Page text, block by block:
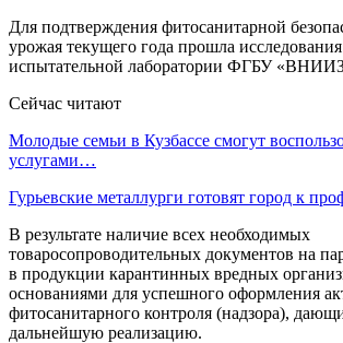
Для подтверждения фитосанитарной
урожая текущего года прошла
испытательной лаборатории ФГБУ
Сейчас читают
Молодые семьи в Кузбассе смогут
услугами…
Гурьевские металлурги готовят город к
В результате наличие всех необходимых
товаросопроводительных документов на
в продукции карантинных вредных
основаниями для успешного оформления
фитосанитарного контроля (надзора),
дальнейшую реализацию.